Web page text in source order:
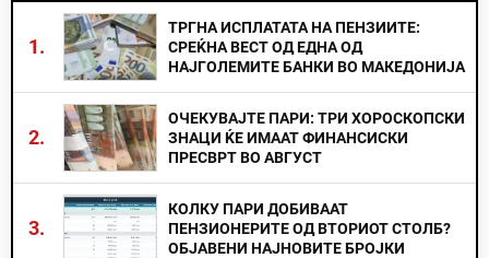
1.
ТРГНА ИСПЛАТАТА НА ПЕНЗИИТЕ:
СРЕЌНА ВЕСТ ОД ЕДНА ОД
НАЈГОЛЕМИТЕ БАНКИ ВО МАКЕДОНИЈА
2.
ОЧЕКУВАЈТЕ ПАРИ: ТРИ ХОРОСКОПСКИ
ЗНАЦИ ЌЕ ИМААТ ФИНАНСИСКИ
ПРЕСВРТ ВО АВГУСТ
3.
КОЛКУ ПАРИ ДОБИВААТ
ПЕНЗИОНЕРИТЕ ОД ВТОРИОТ СТОЛБ?
ОБЈАВЕНИ НАЈНОВИТЕ БРОЈКИ